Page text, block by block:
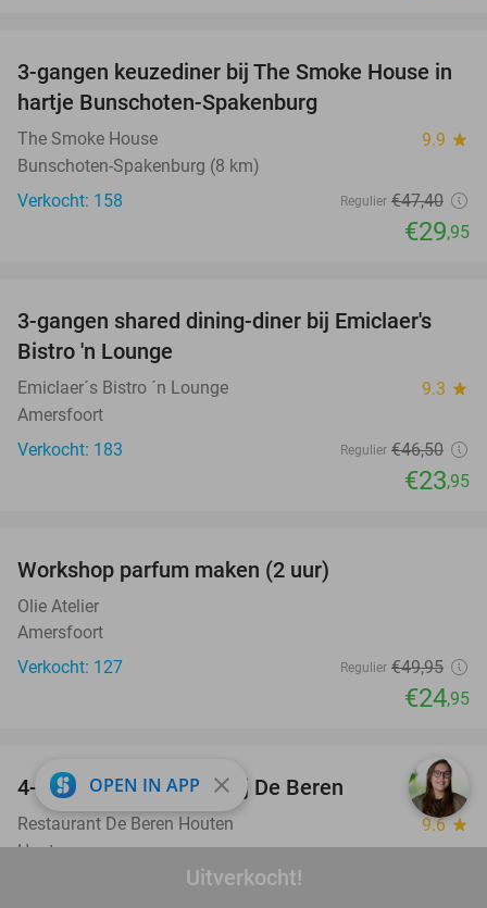
Uitverkocht!
37%
3-gangen keuzediner bij The Smoke House in
hartje Bunschoten-Spakenburg
The Smoke House 9.9 star
Bunschoten-Spakenburg (8 km)
Verkocht: 158
Regulier €47,40
€29,95
48%
3-gangen shared dining-diner bij Emiclaer's
Bistro 'n Lounge
Emiclaer´s Bistro ´n Lounge 9.3 star
Amersfoort
Verkocht: 183
Regulier €46,50
€23,95
Workshop parfum maken (2 uur)
Olie Atelier
Amersfoort
Verkocht: 127
Regulier €49,95
€24,95
46%
4-gangen keuzediner bij De Beren
Restaurant De Beren Houten 9.6 star
Houten
OPEN IN APP close